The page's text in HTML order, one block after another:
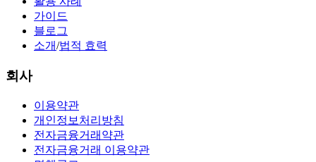
가이드
블로그
소개/법적 효력
회사
이용약관
개인정보처리방침
전자금융거래약관
전자금융거래 이용약관